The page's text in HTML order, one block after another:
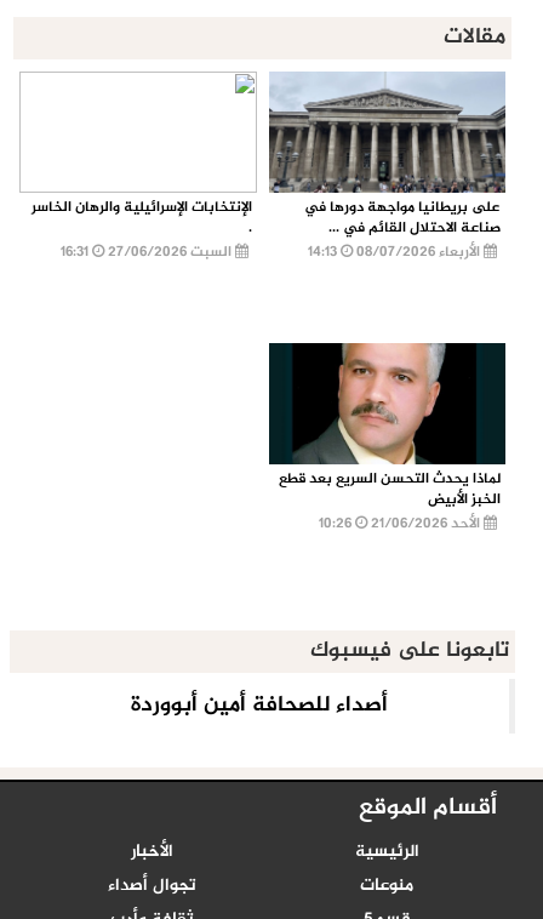
مقالات
على بريطانيا مواجهة دورها في
صناعة الاحتلال القائم في ...
الأربعاء 08/07/2026
الإنتخابات الإسرائيلية والرهان الخاسر
.
السبت 27/06/2026
16:31
لماذا يحدث التحسن السريع بعد قطع
الخبز الأبيض
الأحد 21/06/2026
تابعونا على فيسبوك
أقسام الموقع
الرئيسية
الأخبار
منوعات
تجوال أصداء